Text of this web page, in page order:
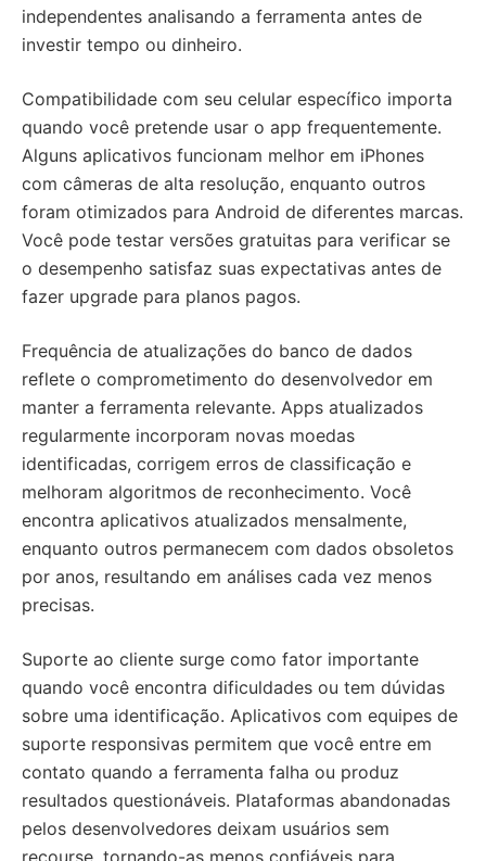
independentes analisando a ferramenta antes de
investir tempo ou dinheiro.
Compatibilidade com seu celular específico importa
quando você pretende usar o app frequentemente.
Alguns aplicativos funcionam melhor em iPhones
com câmeras de alta resolução, enquanto outros
foram otimizados para Android de diferentes marcas.
Você pode testar versões gratuitas para verificar se
o desempenho satisfaz suas expectativas antes de
fazer upgrade para planos pagos.
Frequência de atualizações do banco de dados
reflete o comprometimento do desenvolvedor em
manter a ferramenta relevante. Apps atualizados
regularmente incorporam novas moedas
identificadas, corrigem erros de classificação e
melhoram algoritmos de reconhecimento. Você
encontra aplicativos atualizados mensalmente,
enquanto outros permanecem com dados obsoletos
por anos, resultando em análises cada vez menos
precisas.
Suporte ao cliente surge como fator importante
quando você encontra dificuldades ou tem dúvidas
sobre uma identificação. Aplicativos com equipes de
suporte responsivas permitem que você entre em
contato quando a ferramenta falha ou produz
resultados questionáveis. Plataformas abandonadas
pelos desenvolvedores deixam usuários sem
recourse, tornando-as menos confiáveis para